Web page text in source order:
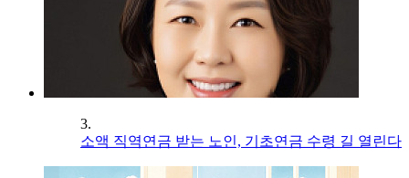
3.
소액 직역연금 받는 노인, 기초연금 수령 길 열린다